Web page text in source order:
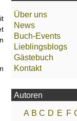
Über uns
News
Buch-Events
Lieblingsblogs
Gästebuch
Kontakt
Autoren
A B C D E F